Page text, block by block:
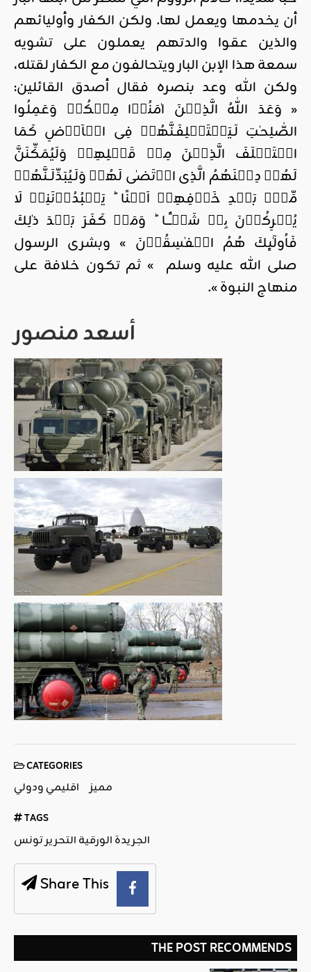
أن يخدمها ويعمل لها. ولكن الكفار وأوليائهم
والذين عقوا والدتهم يعملون على تشويه
سمعة هذا الإبن البار ويتحالفون مع الكفار لقتله،
ولكن الله وعد بنصره فقال أصدق القائلين:
« وَعَدَ اللّٰهُ الَّذِيۡنَ اٰمَنُوۡا مِنۡكُمۡ وَعَمِلُوا
الصّٰلِحٰتِ لَـيَسۡتَخۡلِفَـنَّهُمۡ فِى الۡاَرۡضِ كَمَا
اسۡتَخۡلَفَ الَّذِيۡنَ مِنۡ قَبۡلِهِمۡ وَلَيُمَكِّنَنَّ
لَهُمۡ دِيۡنَهُمُ الَّذِى ارۡتَضٰى لَهُمۡ وَلَـيُبَدِّلَــنَّهُمۡ
مِّنۡۢ بَعۡدِ خَوۡفِهِمۡ اَمۡنًا‌ ؕ يَعۡبُدُوۡنَنِىۡ لَا
يُشۡرِكُوۡنَ بِىۡ شَيۡــًٔــا‌ ؕ وَمَنۡ كَفَرَ بَعۡدَ ذٰلِكَ
فَاُولٰٓٮِٕكَ هُمُ الۡفٰسِقُوۡنَ »‏ وبشرى الرسول
صلى الله عليه وسلم » ثم تكون خلافة على
منهاج النبوة ».
أسعد منصور
CATEGORIES
اقليمي ودولي مميز
TAGS
الجريدة الورقية التحرير تونس
Share This
THE POST RECOMMENDS